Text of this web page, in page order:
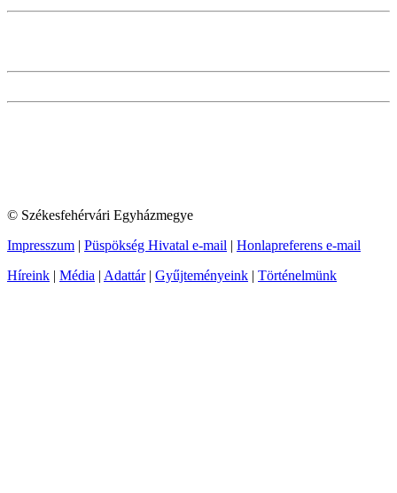
© Székesfehérvári Egyházmegye
Impresszum | Püspökség Hivatal e-mail | Honlapreferens e-mail
Híreink | Média | Adattár| Gyűjteményeink | Történelmünk